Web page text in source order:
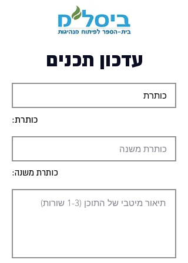
עדכון תכנים
כותרת:
כותרת משנה: